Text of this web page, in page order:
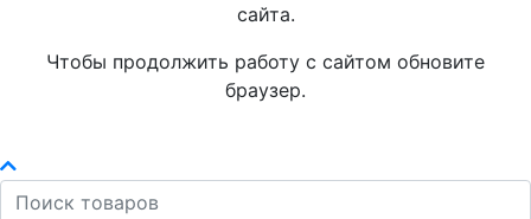
сайта.
Чтобы продолжить работу с сайтом обновите
браузер.